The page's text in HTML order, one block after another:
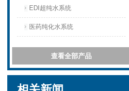
EDI超纯水系统
医药纯化水系统
查看全部产品